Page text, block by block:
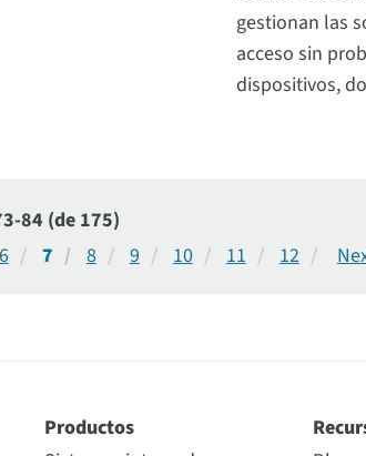
gestionan las
acceso sin
dispositivos,
84 (de 175)
7 8 9 10 11 12
Productos